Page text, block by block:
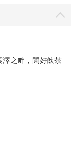
澤之畔，閒好飲茶